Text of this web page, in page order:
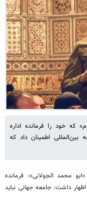
که خود را فرمانده اداره
اطمینان داد که
محمد الجولانی»: فرمانده
داشت: جامعه جهانی نباید